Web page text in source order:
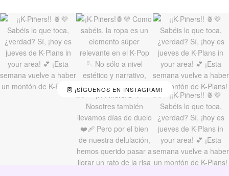
¡SÍGUENOS EN INSTAGRAM!